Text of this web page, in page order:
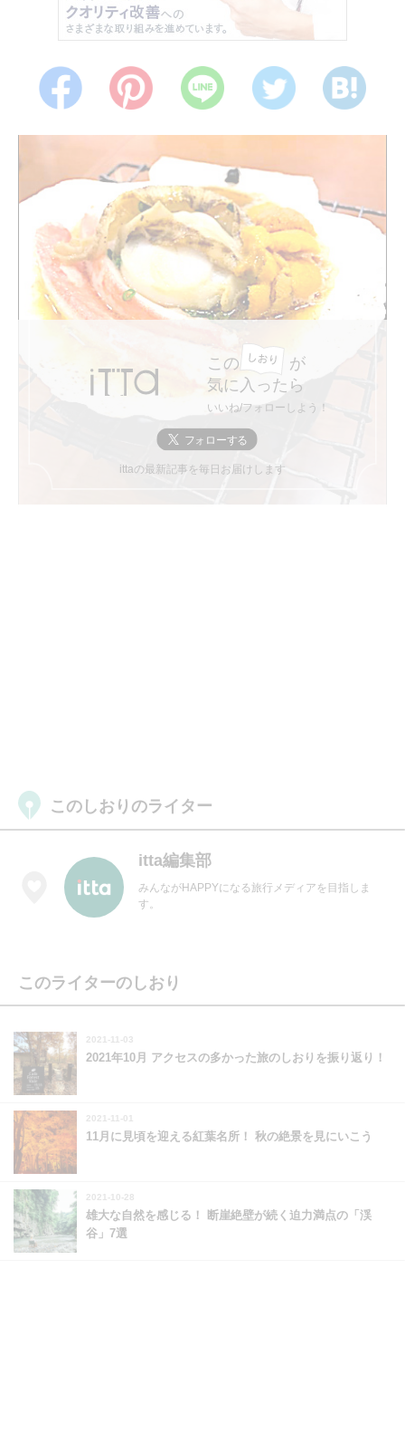
この
が
気に入ったら
いいね/フォローしよう！
ittaの最新記事を毎日お届けします
このしおりのライター
itta編集部
みんながHAPPYになる旅行メディアを目指しま
す。
このライターのしおり
2021-11-03
2021年10月 アクセスの多かった旅のしおりを振り返り！
2021-11-01
11月に見頃を迎える紅葉名所！ 秋の絶景を見にいこう
2021-10-28
雄大な自然を感じる！ 断崖絶壁が続く迫力満点の「渓
谷」7選